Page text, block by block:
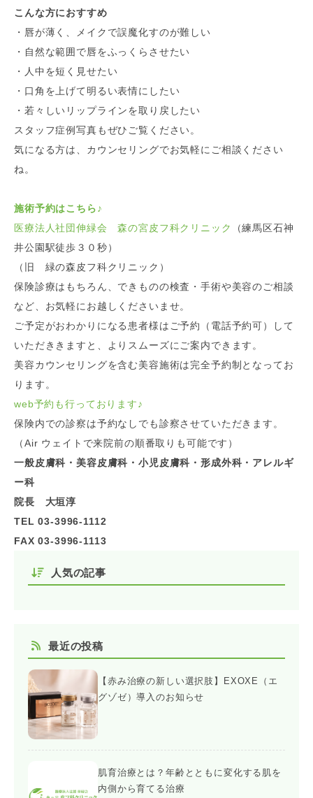
こんな方におすすめ
・唇が薄く、メイクで誤魔化すのが難しい
・自然な範囲で唇をふっくらさせたい
・人中を短く見せたい
・口角を上げて明るい表情にしたい
・若々しいリップラインを取り戻したい
スタッフ症例写真もぜひご覧ください。
気になる方は、カウンセリングでお気軽にご相談ください
ね。
施術予約はこちら♪
医療法人社団伸緑会 森の宮皮フ科クリニック
（練馬区石神
井公園駅徒歩３０秒）
（旧 緑の森皮フ科クリニック）
保険診療はもちろん、できものの検査・手術や美容のご相談
など、お気軽にお越しくださいませ。
ご予定がおわかりになる患者様はご予約（電話予約可）して
いただききますと、よりスムーズにご案内できます。
美容カウンセリングを含む美容施術は完全予約制となってお
ります。
web予約も行っております♪
保険内での診察は予約なしでも診察させていただきます。
（Air ウェイトで来院前の順番取りも可能です）
一般皮膚科・美容皮膚科・小児皮膚科・形成外科・アレルギ
ー科
院長 大垣淳
TEL 03-3996-1112
FAX 03-3996-1113
人気の記事
最近の投稿
【赤み治療の新しい選択肢】EXOXE（エ
グゾゼ）導入のお知らせ
肌育治療とは？年齢とともに変化する肌を
内側から育てる治療